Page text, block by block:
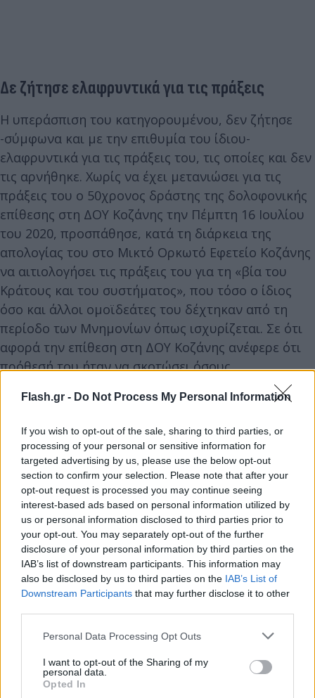
Flash.gr - Do Not Process My Personal Information
If you wish to opt-out of the sale, sharing to third parties, or
processing of your personal or sensitive information for
targeted advertising by us, please use the below opt-out
section to confirm your selection. Please note that after your
opt-out request is processed you may continue seeing
interest-based ads based on personal information utilized by
us or personal information disclosed to third parties prior to
your opt-out. You may separately opt-out of the further
disclosure of your personal information by third parties on the
IAB’s list of downstream participants. This information may
also be disclosed by us to third parties on the IAB’s List of
Downstream Participants that may further disclose it to other
Please note that this website/app uses one or more Google
not limited to your visit or usage behaviour. You may click to
grant or deny consent to Google and its third-party tags to
use your data for below specified purposes in below Google
Personal Data Processing Opt Outs
I want to opt-out of the Sharing of my
personal data.
Opted In
Δε ζήτησε ελαφρυντικά για τις πράξεις
Η υπεράσπιση του κατηγορουμένου, δεν ζήτησε
-σύμφωνα και με την επιθυμία του ίδιου-
ελαφρυντικά για τις πράξεις του, τις οποίες και δεν
τις αρνήθηκε. Χωρίς να έχει μετανιώσει για τις
πράξεις του ο 50χρονος δράστης της δολοφονικής
επίθεσης στη ΔΟΥ Κοζάνης την Πέμπτη 16 Ιουλίου
του 2020, προσπάθησε, κατά τη διάρκεια της
απολογίας του στο Μικτό Ορκωτό Εφετείο Κοζάνης
να αιτιολογήσει τις πράξεις του για τη «βία του
Κράτους και του συστήματος», που τόσο ο ίδιος
όσο και άλλοι ομοϊδεάτες του δέχτηκαν από τη
περίοδο των Μνημονίων όπως ισχυρίζεται. Σε ότι
αφορά την επίθεση στη ΔΟΥ Κοζάνης ανέφερε ότι
πρόθεσή του ήταν να σκοτώσει όσους
Από την πλευρά της, η εισαγγελέας της έδρας, αφού
ανέφερε ότι ο κατηγορούμενος εμφανίστηκε ως
«αυτόκλητος τιμωρός» κατέρριψε την αποψή του,
ότι θα σταματούσε, γιατί όπως είπε «ήταν
αποφασισμένος, ήθελε να σκοτώσει, είχε
οργανωμένη σκέψη και επίγνωσης των πράξεων
που τελούσε και μάλιστα με ψυχραιμία».